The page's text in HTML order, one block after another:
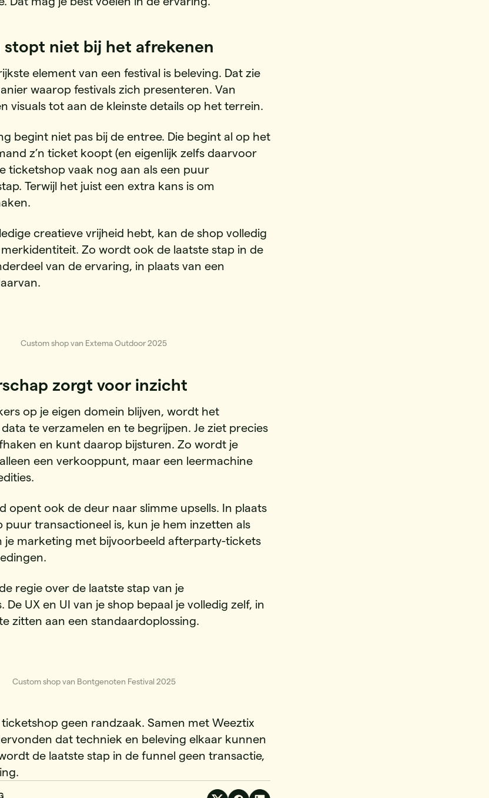
stopt niet bij het afrekenen
element van een festival is beleving. Dat zie
waarop festivals zich presenteren. Van
visuals tot aan de kleinste details op het terrein.
begint niet pas bij de entree. Die begint al op het
z’n ticket koopt (en eigenlijk zelfs daarvoor
ticketshop vaak nog aan als een puur
Terwijl het juist een extra kans is om
creatieve vrijheid hebt, kan de shop volledig
Zo wordt ook de laatste stap in de
van de ervaring, in plaats van een
Custom shop van Extema Outdoor 2025
zorgt voor inzicht
op je eigen domein blijven, wordt het
te verzamelen en te begrijpen. Je ziet precies
en kunt daarop bijsturen. Zo wordt je
een verkooppunt, maar een leermachine
opent ook de deur naar slimme upsells. In plaats
puur transactioneel is, kun je hem inzetten als
je marketing met bijvoorbeeld afterparty-tickets
regie over de laatste stap van je
De UX en UI van je shop bepaal je volledig zelf, in
zitten aan een standaardoplossing.
Custom shop van Bontgenoten Festival 2025
geen randzaak. Samen met Weeztix
dat techniek en beleving elkaar kunnen
de laatste stap in de funnel geen transactie,